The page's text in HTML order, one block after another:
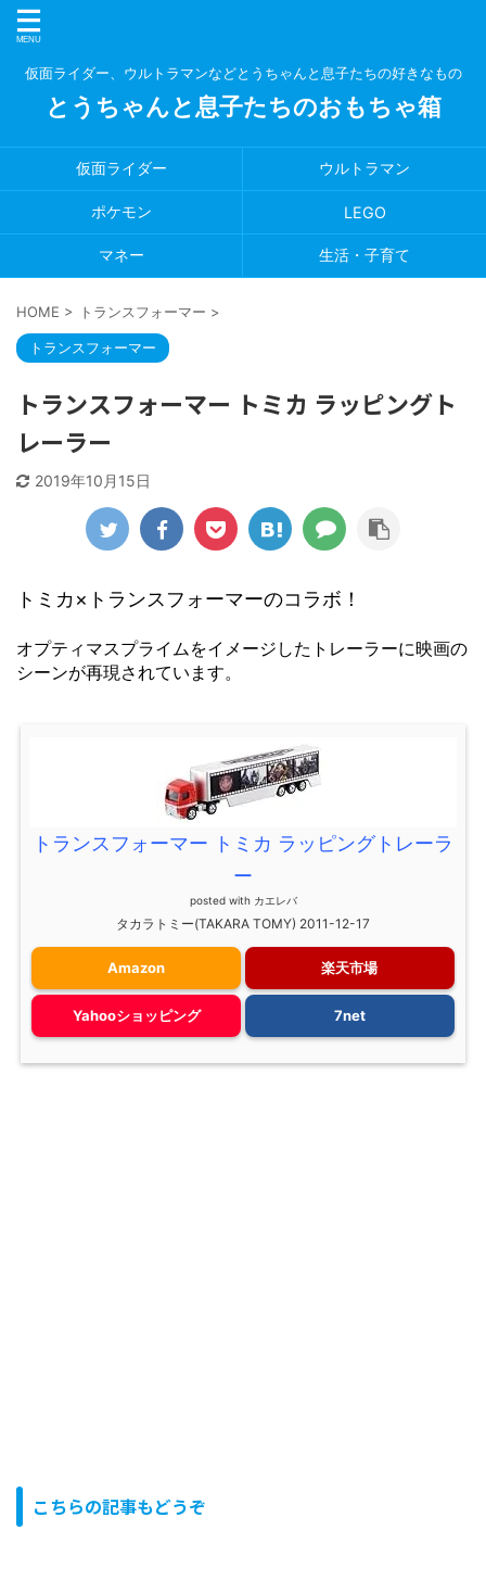
仮面ライダー、ウルトラマンなどとうちゃんと息子たちの好きなもの
とうちゃんと息子たちのおもちゃ箱
仮面ライダー ウルトラマン
ポケモン LEGO
マネー 生活・子育て
HOME > トランスフォーマー >
トランスフォーマー
トランスフォーマー トミカ ラッピングト
レーラー
2019年10月15日
トミカ×トランスフォーマーのコラボ！
オプティマスプライムをイメージしたトレーラーに映画の
シーンが再現されています。
トランスフォーマー トミカ ラッピングトレーラ
ー
posted with カエレバ
タカラトミー(TAKARA TOMY) 2011-12-17
Amazon 楽天市場
Yahooショッピング 7net
こちらの記事もどうぞ